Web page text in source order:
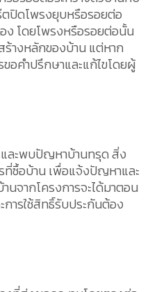
ปิดโพรงยุบหรือรอยต่อ
อง โดยโพรงหรือรอยต่อนั้น
างหลักของบ้าน แต่หาก
คำปรึกษาและแก้ไขโดยผู้
และพบปัญหาบ้านทรุด สิ่ง
ซื้อบ้าน เพื่อแจ้งปัญหาและ
นจากโครงการจะได้มาตอน
ารใช้สิทธิ์รับประกันต้อง